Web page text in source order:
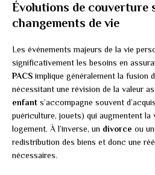
Évolutions de couverture
changements de vie
Les événements majeurs de la vie
significativement les besoins en
PACS implique généralement la fusion
nécessitant une révision de la valeur
enfant s’accompagne souvent
puériculture, jouets) qui augmentent la
logement. À l’inverse, un divorce ou
redistribution des biens et donc une
nécessaires.